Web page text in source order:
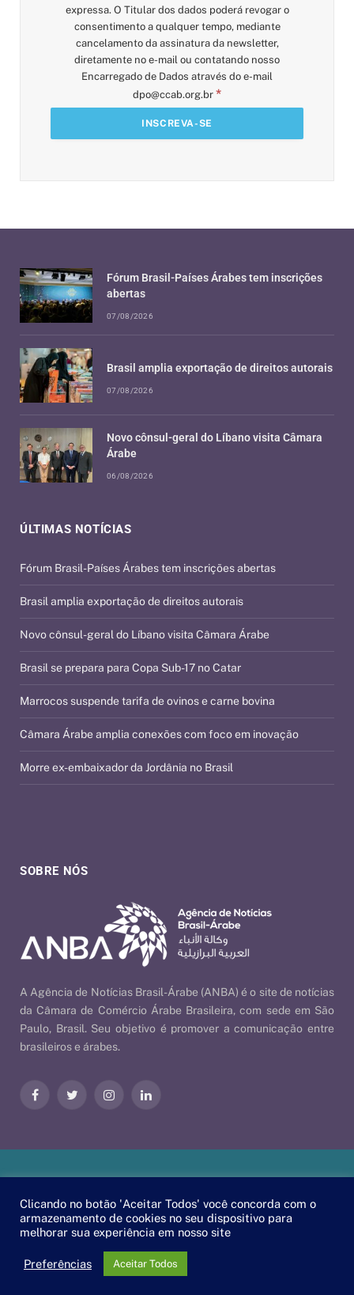
expressa. O Titular dos dados poderá revogar o
consentimento a qualquer tempo, mediante
cancelamento da assinatura da newsletter,
diretamente no e-mail ou contatando nosso
Encarregado de Dados através do e-mail
dpo@ccab.org.br *
SOBRE NÓS
A Agência de Notícias Brasil-Árabe (ANBA) é o site de notícias
da Câmara de Comércio Árabe Brasileira, com sede em São
Paulo, Brasil. Seu objetivo é promover a comunicação entre
brasileiros e árabes.
FacebookTwitter InstagramLinkedIn
ÚLTIMAS NOTÍCIAS
Fórum Brasil-Países Árabes tem inscrições abertas
Brasil amplia exportação de direitos autorais
Novo cônsul-geral do Líbano visita Câmara Árabe
Brasil se prepara para Copa Sub-17 no Catar
Marrocos suspende tarifa de ovinos e carne bovina
Câmara Árabe amplia conexões com foco em inovação
Morre ex-embaixador da Jordânia no Brasil
Fórum Brasil-Países Árabes tem inscrições
abertas
07/08/2026
Brasil amplia exportação de direitos autorais
07/08/2026
Novo cônsul-geral do Líbano visita Câmara
Árabe
06/08/2026
Árabe | ByEscaEsco.
Clicando no botão 'Aceitar Todos' você concorda com o
armazenamento de cookies no seu dispositivo para
melhorar sua experiência em nosso site
Preferências Aceitar Todos
PT EN